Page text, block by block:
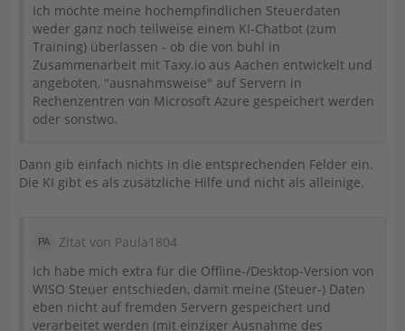
Ich möchte meine hochempfindlichen Steuerdaten
weder ganz noch teilweise einem KI-Chatbot (zum
Training) überlassen - ob die von buhl in
Zusammenarbeit mit Taxy.io aus Aachen entwickelt und
angeboten, "ausnahmsweise" auf Servern in
Rechenzentren von Microsoft Azure gespeichert werden
oder sonstwo.
Dann gib einfach nichts in die entsprechenden Felder ein.
Die KI gibt es als zusätzliche Hilfe und nicht als alleinige.
Zitat von Paula1804
Ich habe mich extra für die Offline-/Desktop-Version von
WISO Steuer entschieden, damit meine (Steuer-) Daten
eben nicht auf fremden Servern gespeichert und
verarbeitet werden (mit einziger Ausnahme des